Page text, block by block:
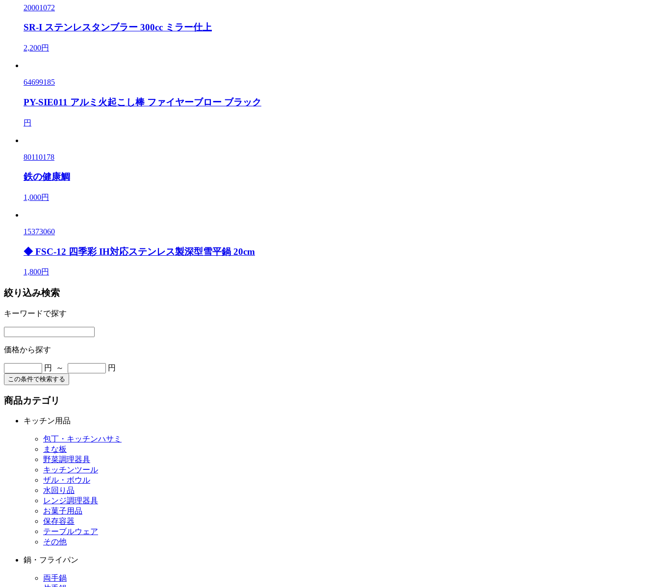
20001072
SR-I ステンレスタンブラー 300cc ミラー仕上
2,200円
64699185
PY-SIE011 アルミ火起こし棒 ファイヤーブロー ブラック
円
80110178
鉄の健康鯛
1,000円
15373060
◆ FSC-12 四季彩 IH対応ステンレス製深型雪平鍋 20cm
1,800円
絞り込み検索
キーワードで探す
価格から探す
円 ～ 円
この条件で検索する
商品カテゴリ
キッチン用品
包丁・キッチンハサミ
まな板
野菜調理器具
キッチンツール
ザル・ボウル
水回り品
レンジ調理器具
お菓子用品
保存容器
テーブルウェア
その他
鍋・フライパン
両手鍋